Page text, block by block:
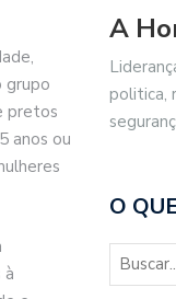
grupo
pretos
anos ou
à
A
politica,
O